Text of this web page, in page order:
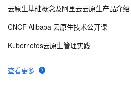
10PostgreSQL 9种索引的原理和应用场景
查看更多
云原生基础概念及阿里云云原生产品介绍
CNCF Alibaba 云原生技术公开课
Kubernetes云原生管理实践